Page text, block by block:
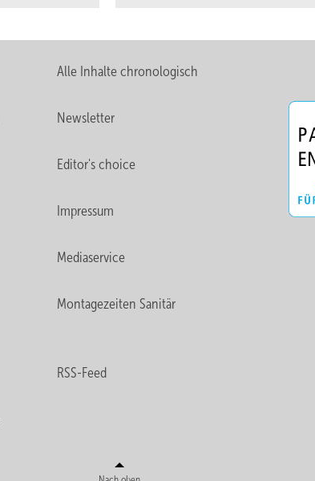
Alle Inhalte chronologisch
Newsletter
Editor's choice
Impressum
Mediaservice
Montagezeiten Sanitär
RSS-Feed